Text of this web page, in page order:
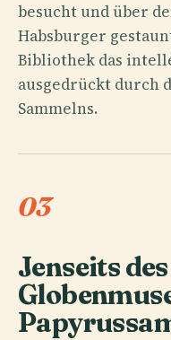
besucht und über
Habsburger
Bibliothek das
ausgedrückt durch
Sammelns.
03
Jenseits